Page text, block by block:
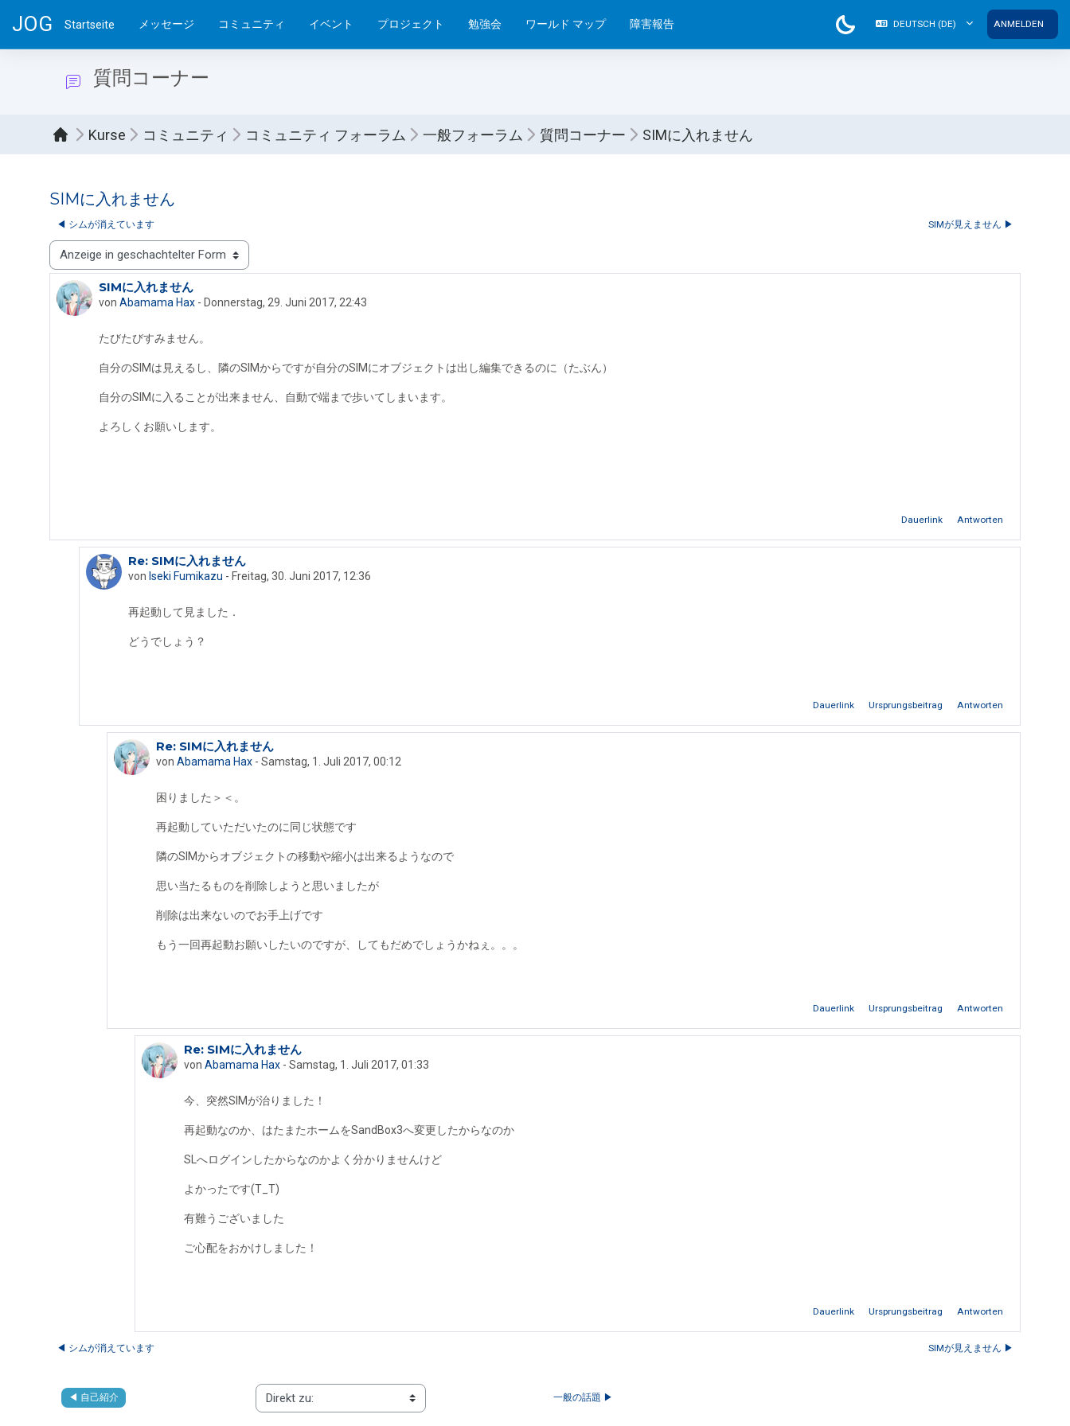
JOG Startseite メッセージ コミュニティ イベント プロジェクト 勉強会 ワールド マップ 障害報告 DEUTSCH ‎(DE)‎ ANMELDEN
質問コーナー
Kurse コミュニティ コミュニティ フォーラム 一般フォーラム 質問コーナー SIMに入れません
SIMに入れません
◀︎ シムが消えています SIMが見えません ▶︎
Anzeigemodus
SIMに入れません
von Abamama Hax - Donnerstag, 29. Juni 2017, 22:43
Anzahl Antworten: 3
たびたびすみません。
自分のSIMは見えるし、隣のSIMからですが自分のSIMにオブジェクトは出し編集できるのに（たぶん）
自分のSIMに入ることが出来ません、自動で端まで歩いてしまいます。
よろしくお願いします。
Dauerlink Antworten
Als Antwort auf Abamama Hax
Re: SIMに入れません
von Iseki Fumikazu - Freitag, 30. Juni 2017, 12:36
再起動して見ました．
どうでしょう？
Dauerlink Ursprungsbeitrag Antworten
Als Antwort auf Iseki Fumikazu
Re: SIMに入れません
vonAbamama Hax -Samstag, 1. Juli 2017, 00:12
困りました＞＜。
再起動していただいたのに同じ状態です
隣のSIMからオブジェクトの移動や縮小は出来るようなので
思い当たるものを削除しようと思いましたが
削除は出来ないのでお手上げです
もう一回再起動お願いしたいのですが、してもだめでしょうかねぇ。。。
Dauerlink Ursprungsbeitrag Antworten
Als Antwort auf Abamama Hax
Re: SIMに入れません
von Abamama Hax- Samstag, 1. Juli 2017, 01:33
今、突然SIMが治りました！
再起動なのか、はたまたホームをSandBox3へ変更したからなのか
SLへログインしたからなのかよく分かりませんけど
よかったです(T_T)
有難うございました
ご心配をおかけしました！
Dauerlink Ursprungsbeitrag Antworten
◀︎ シムが消えています SIMが見えません ▶︎
◀︎ 自己紹介
Direkt zu:
一般の話題 ▶︎